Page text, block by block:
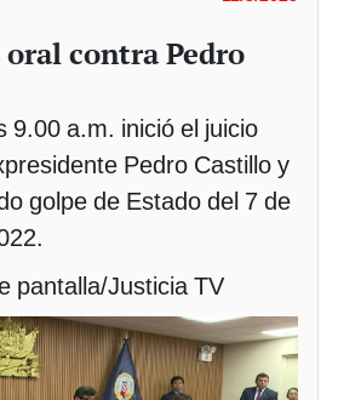
contra Pedro
9.00 a.m. inició el juicio
Pedro Castillo y
golpe de Estado del 7 de
pantalla/Justicia TV